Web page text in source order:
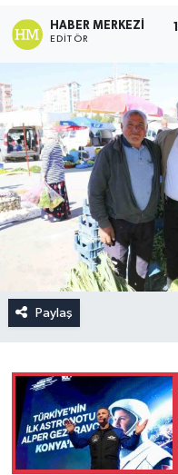
HABER MERKEZI
EDITÖR
Paylaş